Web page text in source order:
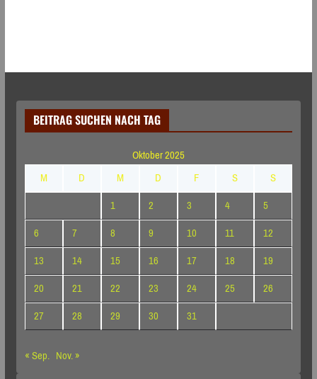
BEITRAG SUCHEN NACH TAG
Oktober 2025
M
D M D F S
S
1
2 3 4
5
6
7 8 9 10 11
12
13
14 15 16 17 18
19
20
21 22 23 24 25
26
27
28 29 30
31
« Sep. Nov. »